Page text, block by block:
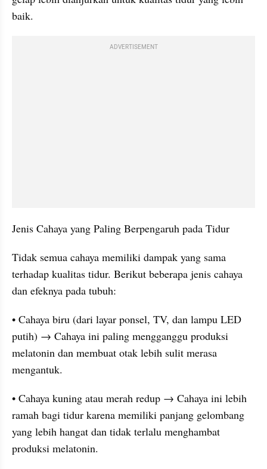
baik.
ADVERTISEMENT
Jenis Cahaya yang Paling Berpengaruh pada Tidur
Tidak semua cahaya memiliki dampak yang sama
terhadap kualitas tidur. Berikut beberapa jenis cahaya
dan efeknya pada tubuh:
• Cahaya biru (dari layar ponsel, TV, dan lampu LED
putih) → Cahaya ini paling mengganggu produksi
melatonin dan membuat otak lebih sulit merasa
mengantuk.
• Cahaya kuning atau merah redup → Cahaya ini lebih
ramah bagi tidur karena memiliki panjang gelombang
yang lebih hangat dan tidak terlalu menghambat
produksi melatonin.